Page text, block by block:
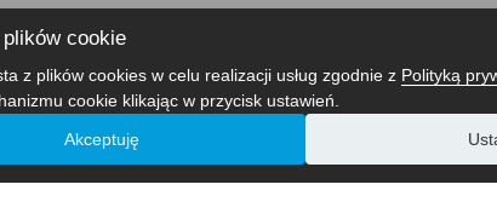
cookie
z plików cookies w celu realizacji usług zgodnie z Polityką
cookie klikając w przycisk ustawień.
Akceptuję